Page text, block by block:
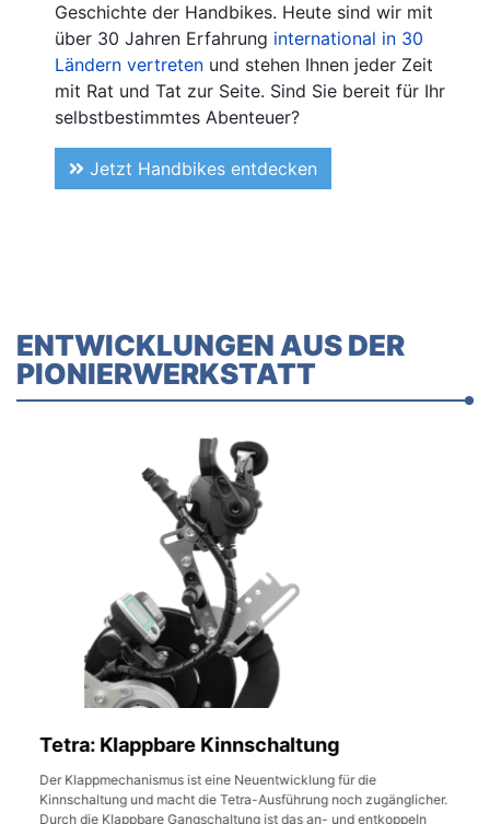
Geschichte der Handbikes. Heute sind wir mit
über 30 Jahren Erfahrung international in 30
Ländern vertreten und stehen Ihnen jeder Zeit
mit Rat und Tat zur Seite. Sind Sie bereit für Ihr
selbstbestimmtes Abenteuer?
Jetzt Handbikes entdecken
ENTWICKLUNGEN AUS DER
PIONIERWERKSTATT
Tetra: Klappbare Kinnschaltung
Der Klappmechanismus ist eine Neuentwicklung für die
Kinnschaltung und macht die Tetra-Ausführung noch zugänglicher.
Durch die Klappbare Gangschaltung ist das an- und entkoppeln